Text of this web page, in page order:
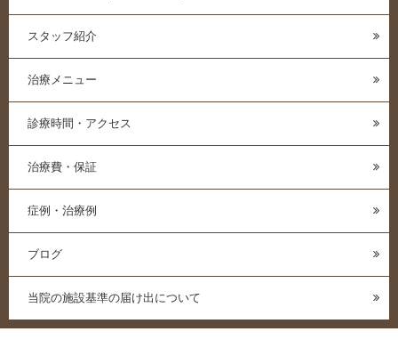
スタッフ紹介
治療メニュー
診療時間・アクセス
治療費・保証
症例・治療例
ブログ
当院の施設基準の届け出について